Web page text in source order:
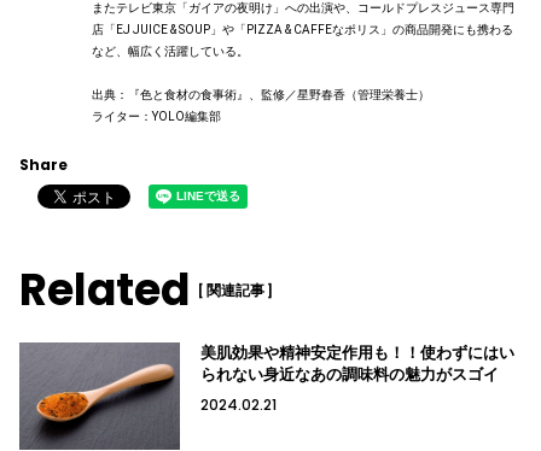
またテレビ東京「ガイアの夜明け」への出演や、コールドプレスジュース専門
店「EJ JUICE & SOUP」や「PIZZA & CAFFEなポリス」の商品開発にも携わる
など、幅広く活躍している。
出典：『色と食材の食事術』、監修／星野春香（管理栄養士）
ライター：YOLO編集部
Share
Related [ 関連記事 ]
美肌効果や精神安定作用も！！使わずにはい
られない身近なあの調味料の魅力がスゴイ
2024.02.21